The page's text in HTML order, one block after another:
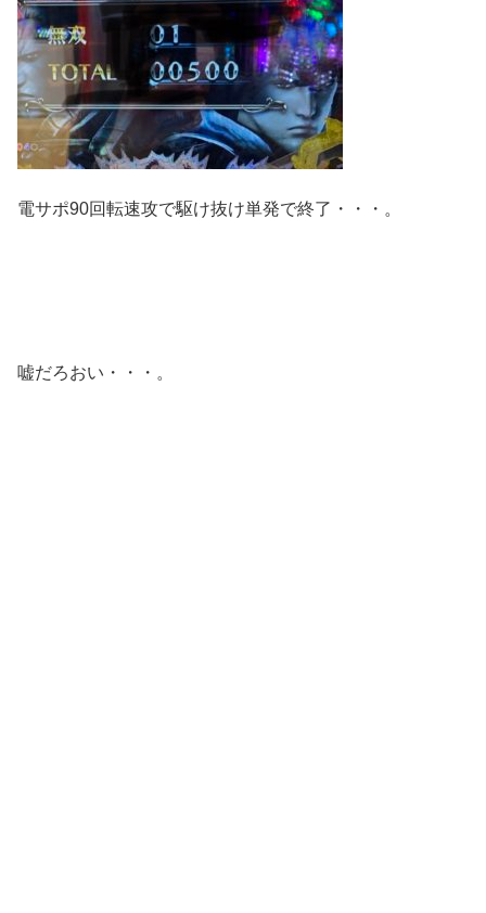
電サポ90回転速攻で駆け抜け単発で終了・・・。
嘘だろおい・・・。